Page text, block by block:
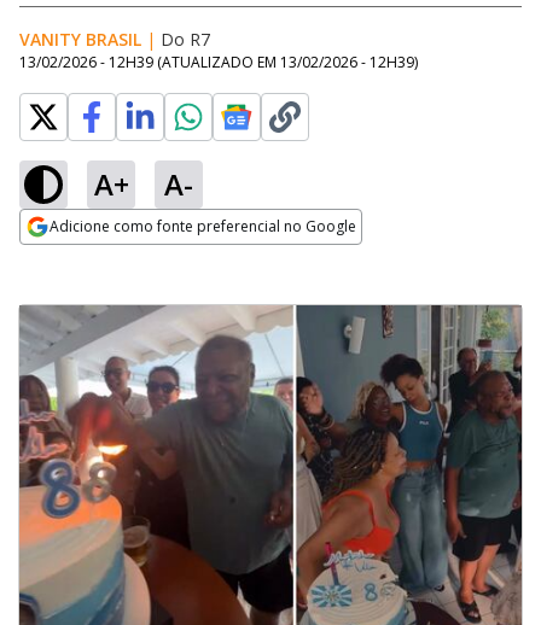
VANITY BRASIL | Do R7
13/02/2026 - 12H39 (ATUALIZADO EM 13/02/2026 - 12H39)
A+ A-
Adicione como fonte preferencial no Google